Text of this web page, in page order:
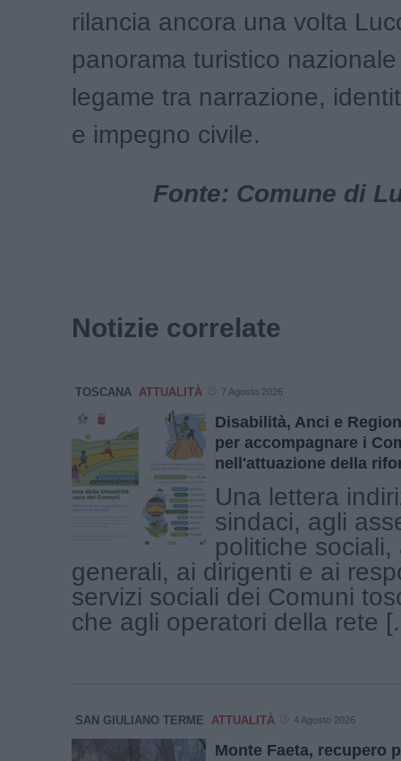
rilancia ancora una volta
panorama turistico
legame tra narrazione,
e impegno civile.
Fonte: Comune di
Notizie correlate
TOSCANA ATTUALITÀ 7 Agosto 2026
Disabilità, Anci e
per accompagnare i
nell'attuazione della
Una lettera
sindaci, agli
politiche sociali,
generali, ai dirigenti e ai
servizi sociali dei Comuni
che agli operatori della rete
SAN GIULIANO TERME ATTUALITÀ 4 Agosto 2026
Monte Faeta, recupero